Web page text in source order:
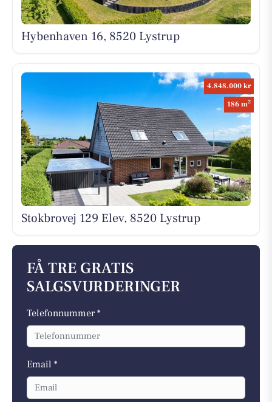
Hybenhaven 16, 8520 Lystrup
4.848.000 kr
186 m2
Stokbrovej 129 Elev, 8520 Lystrup
FÅ TRE GRATIS
SALGSVURDERINGER
Telefonnummer *
Email *